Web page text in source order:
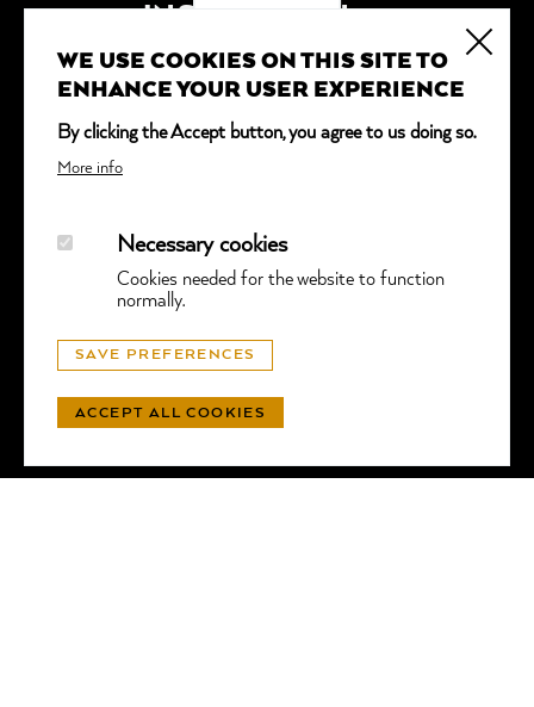
INSCRIPTION
*obligatoire
Adresse email*
© GGTL LABORATORIES
PROTECTION DES DONNÉES- SITE WEB PAR
WE USE COOKIES ON THIS SITE TO
ENHANCE YOUR USER EXPERIENCE
By clicking the Accept button, you agree to us doing so.
More info
Necessary cookies
Cookies needed for the website to function
normally.
SAVE PREFERENCES
ACCEPT ALL COOKIES